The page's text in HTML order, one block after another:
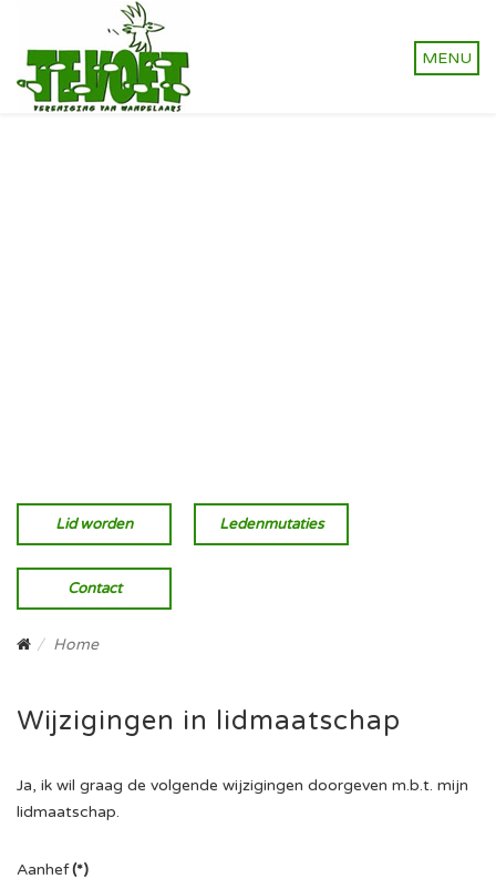
Lid worden Ledenmutaties
Contact
Home
Wijzigingen in lidmaatschap
Ja, ik wil graag de volgende wijzigingen doorgeven m.b.t. mijn
lidmaatschap.
Aanhef(*)